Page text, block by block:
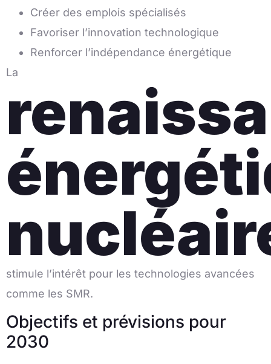
Créer des emplois spécialisés
Favoriser l’innovation technologique
Renforcer l’indépendance énergétique
La
stimule l’intérêt pour les technologies avancées
comme les SMR.
Objectifs et prévisions pour
2030